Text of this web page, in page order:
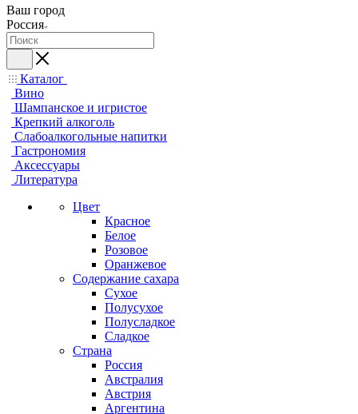
Ваш город
Россия
Каталог
Вино
Шампанское и игристое
Крепкий алкоголь
Слабоалкогольные напитки
Гастрономия
Аксессуары
Литература
Цвет
Красное
Белое
Розовое
Оранжевое
Содержание сахара
Сухое
Полусухое
Полусладкое
Сладкое
Страна
Россия
Австралия
Австрия
Аргентина